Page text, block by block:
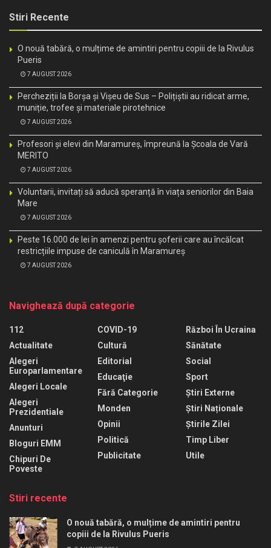
Stiri Recente
O nouă tabără, o mulțime de amintiri pentru copiii de la Rivulus
Pueris
7 AUGUST 2026
Percheziții la Borșa și Vișeu de Sus – Polițiștii au ridicat arme,
muniție, trofee și materiale pirotehnice
7 AUGUST 2026
Profesori și elevi din Maramureș, împreună la Școala de Vară
MERITO
7 AUGUST 2026
Voluntarii, invitați să aducă speranță în viața seniorilor din Baia
Mare
7 AUGUST 2026
Peste 16.000 de lei în amenzi pentru șoferii care au încălcat
restricțiile impuse de caniculă în Maramureș
7 AUGUST 2026
Navighează după categorie
112
Actualitate
Alegeri
Europarlamentare
Alegeri Locale
Alegeri
Prezidentiale
Anunturi
Bloguri EMM
Chipuri De
Poveste
COVID-19
Cultură
Editorial
Educaţie
Fără Categorie
Monden
Opinii
Politică
Publicitate
Război În Ucraina
Sănătate
Social
Sport
Știri Externe
Știri Naționale
Știrile Zilei
Timp Liber
Utile
Stiri recente
O nouă tabără, o mulțime de amintiri pentru
copiii de la Rivulus Pueris